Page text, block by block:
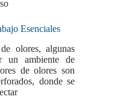
Esenciales
olores, algunas
un ambiente de
de olores son
donde se